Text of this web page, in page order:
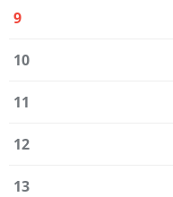
9
10
11
12
13